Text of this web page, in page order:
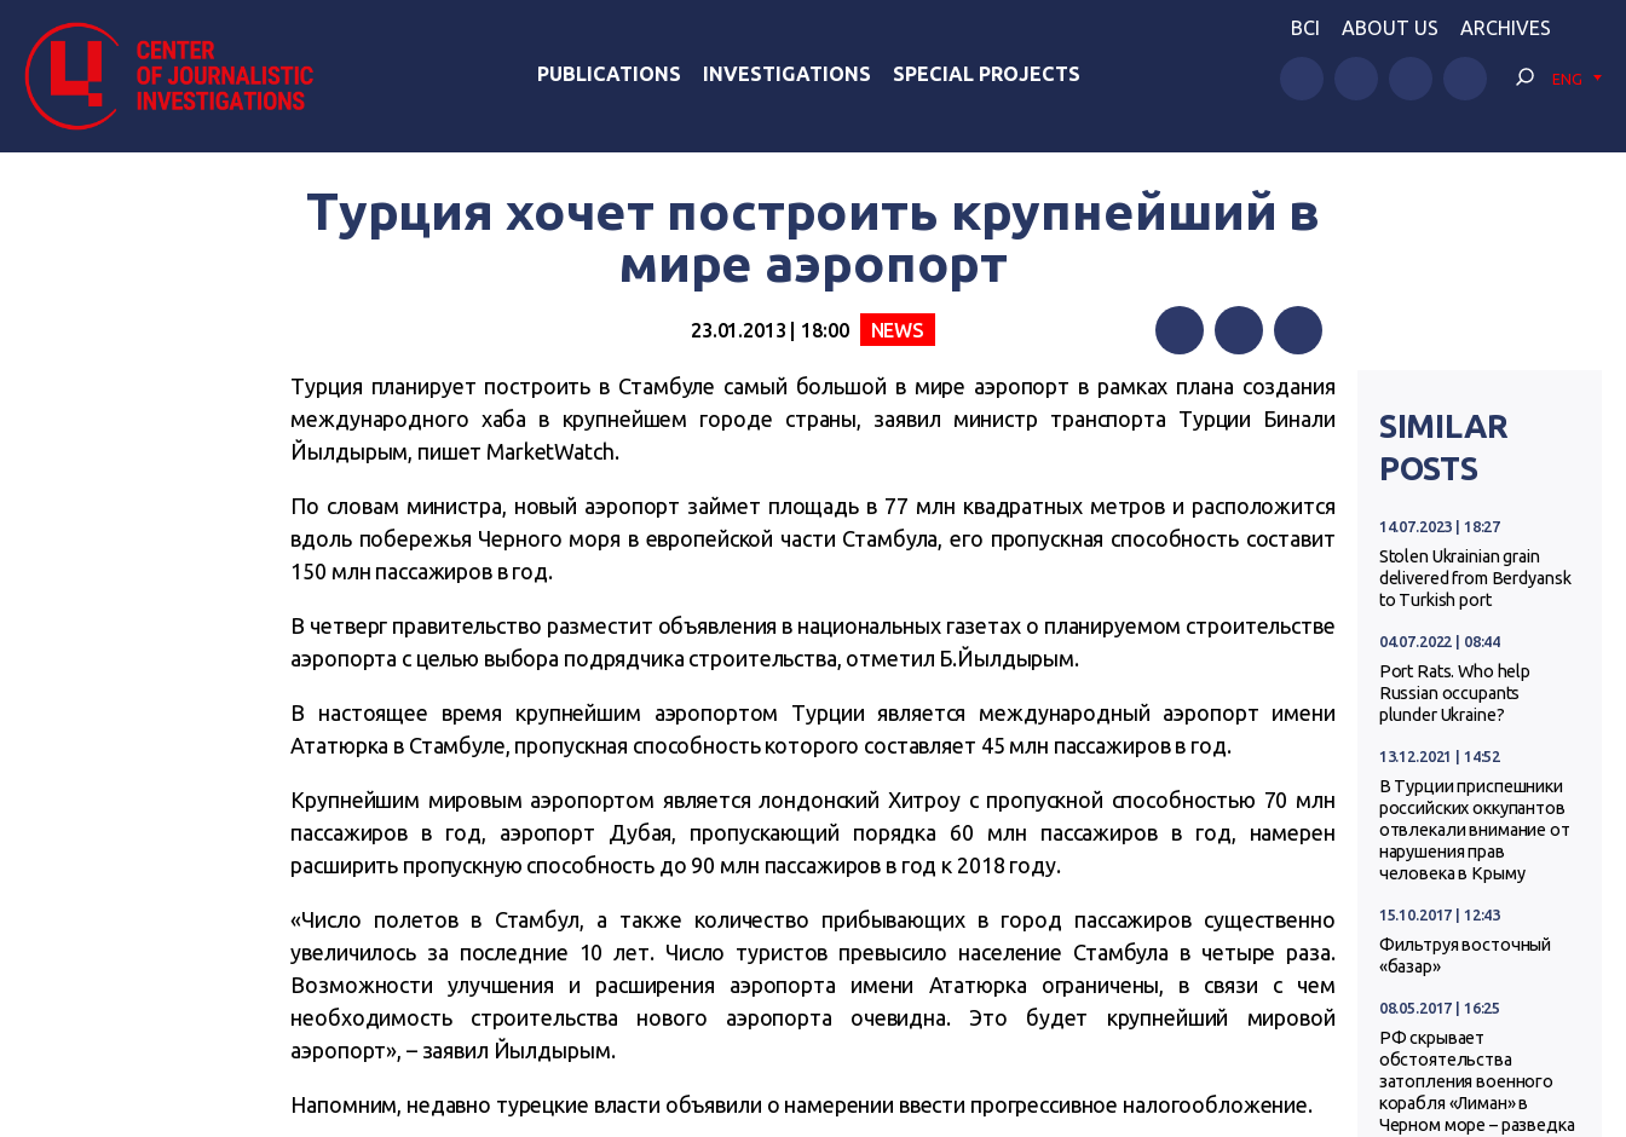
PUBLICATIONS INVESTIGATIONS SPECIAL PROJECTS
BCI ABOUT US ARCHIVES
ENG
Турция хочет построить крупнейший в
мире аэропорт
23.01.2013 | 18:00 NEWS
FacebookTwitter Telegram
Турция планирует построить в Стамбуле самый большой в мире аэропорт в рамках плана создания
международного хаба в крупнейшем городе страны, заявил министр транспорта Турции Бинали
Йылдырым, пишет MarketWatch.
По словам министра, новый аэропорт займет площадь в 77 млн квадратных метров и расположится
вдоль побережья Черного моря в европейской части Стамбула, его пропускная способность составит
150 млн пассажиров в год.
В четверг правительство разместит объявления в национальных газетах о планируемом строительстве
аэропорта с целью выбора подрядчика строительства, отметил Б.Йылдырым.
В настоящее время крупнейшим аэропортом Турции является международный аэропорт имени
Ататюрка в Стамбуле, пропускная способность которого составляет 45 млн пассажиров в год.
Крупнейшим мировым аэропортом является лондонский Хитроу с пропускной способностью 70 млн
пассажиров в год, аэропорт Дубая, пропускающий порядка 60 млн пассажиров в год, намерен
расширить пропускную способность до 90 млн пассажиров в год к 2018 году.
«Число полетов в Стамбул, а также количество прибывающих в город пассажиров существенно
увеличилось за последние 10 лет. Число туристов превысило население Стамбула в четыре раза.
Возможности улучшения и расширения аэропорта имени Ататюрка ограничены, в связи с чем
необходимость строительства нового аэропорта очевидна. Это будет крупнейший мировой
аэропорт», – заявил Йылдырым.
Напомним, недавно турецкие власти объявили о намерении ввести прогрессивное налогообложение.
SIMILAR
POSTS
14.07.2023 | 18:27
Stolen Ukrainian grain
delivered from Berdyansk
to Turkish port
04.07.2022 | 08:44
Port Rats. Who help
Russian occupants
plunder Ukraine?
13.12.2021 | 14:52
В Турции приспешники
российских оккупантов
отвлекали внимание от
нарушения прав
человека в Крыму
15.10.2017 | 12:43
Фильтруя восточный
«базар»
08.05.2017 | 16:25
РФ скрывает
обстоятельства
затопления военного
корабля «Лиман» в
Черном море – разведка